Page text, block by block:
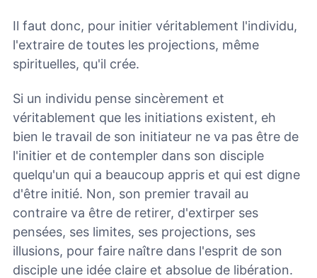
Il faut donc, pour initier véritablement l'individu,
l'extraire de toutes les projections, même
spirituelles, qu'il crée.
Si un individu pense sincèrement et
véritablement que les initiations existent, eh
bien le travail de son initiateur ne va pas être de
l'initier et de contempler dans son disciple
quelqu'un qui a beaucoup appris et qui est digne
d'être initié. Non, son premier travail au
contraire va être de retirer, d'extirper ses
pensées, ses limites, ses projections, ses
illusions, pour faire naître dans l'esprit de son
disciple une idée claire et absolue de libération.